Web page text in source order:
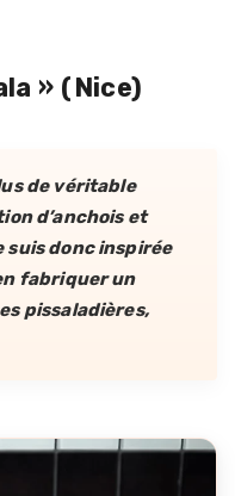
» (Nice)
de véritable
d’anchois et
suis donc inspirée
fabriquer un
pissaladières,